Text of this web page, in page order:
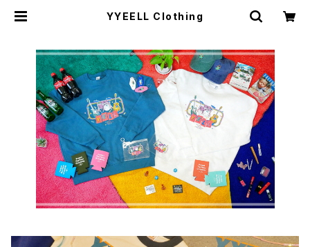
YYEELL Clothing